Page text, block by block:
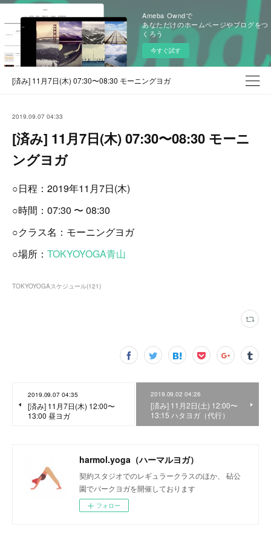
Ameba Owndで
あなただけのホームページやブログをつ
くろう
今すぐ試す
[済み] 11月7日(木) 07:30〜08:30 モーニングヨガ
2019.09.07 04:33
[済み] 11月7日(木) 07:30〜08:30 モーニ
ングヨガ
○日程：2019年11月7日(木)
○時間：07:30 〜 08:30
○クラス名：モーニングヨガ
○場所： TOKYOYOGA青山
TOKYOYOGAスケジュール(121)
2019.09.07 04:35
[済み] 11月7日(木) 12:00〜
13:00 昼ヨガ
2019.09.02 04:26
[済み] 11月2日(土) 12:00〜
13:15 ハタヨガ（代行）
harmol.yoga（ハーマルヨガ）
契約スタジオでのレギュラークラスのほか、 砧公
園でパークヨガを開催しております
フォロー